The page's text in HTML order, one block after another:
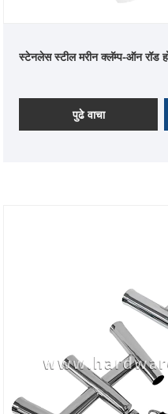
स्टेनलेस स्टील मरीन क्लॅम्प-ऑन रॉड
पुढे वाचा